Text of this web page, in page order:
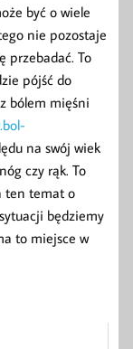
być o wiele
nie pozostaje
przebadać. To
pójść do
bólem mięśni
na swój wiek
czy rąk. To
ten temat o
będziemy
to miejsce w